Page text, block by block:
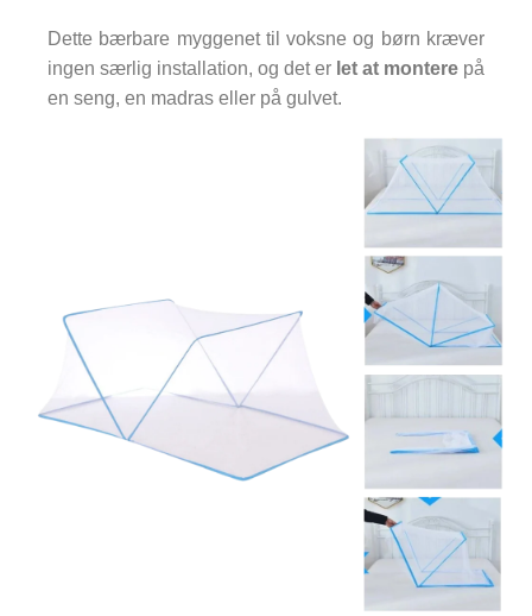
Dette bærbare myggenet til voksne og børn kræver
ingen særlig installation, og det er let at montere på
en seng, en madras eller på gulvet.